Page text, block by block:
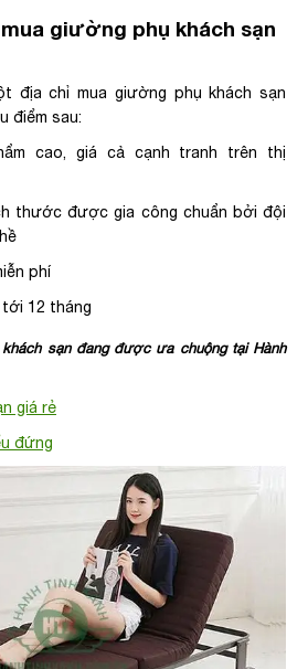
giường phụ khách sạn
địa chỉ mua giường phụ khách sạn
điểm sau:
cao, giá cả cạnh tranh trên thị
thước được gia công chuẩn bởi đội
phí
12 tháng
sạn đang được ưa chuộng tại Hành
giá rẻ
đứng